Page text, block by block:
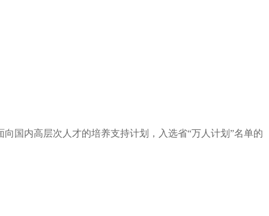
国内高层次人才的培养支持计划， 入选省“万人计划”名单的